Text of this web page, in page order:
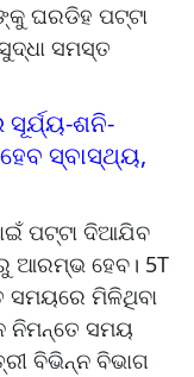
ଘରଡିହ ପଟ୍ଟା
ସମସ୍ତ
ଶନି-
ସ୍ବାସ୍ଥ୍ୟ,
ପଟ୍ଟା ଦିଆଯିବ
ଆରମ୍ଭ ହେବ। 5T
ସମୟରେ ମିଳିଥିବା
ନିମନ୍ତେ ସମୟ
ବିଭିନ୍ନ ବିଭାଗ